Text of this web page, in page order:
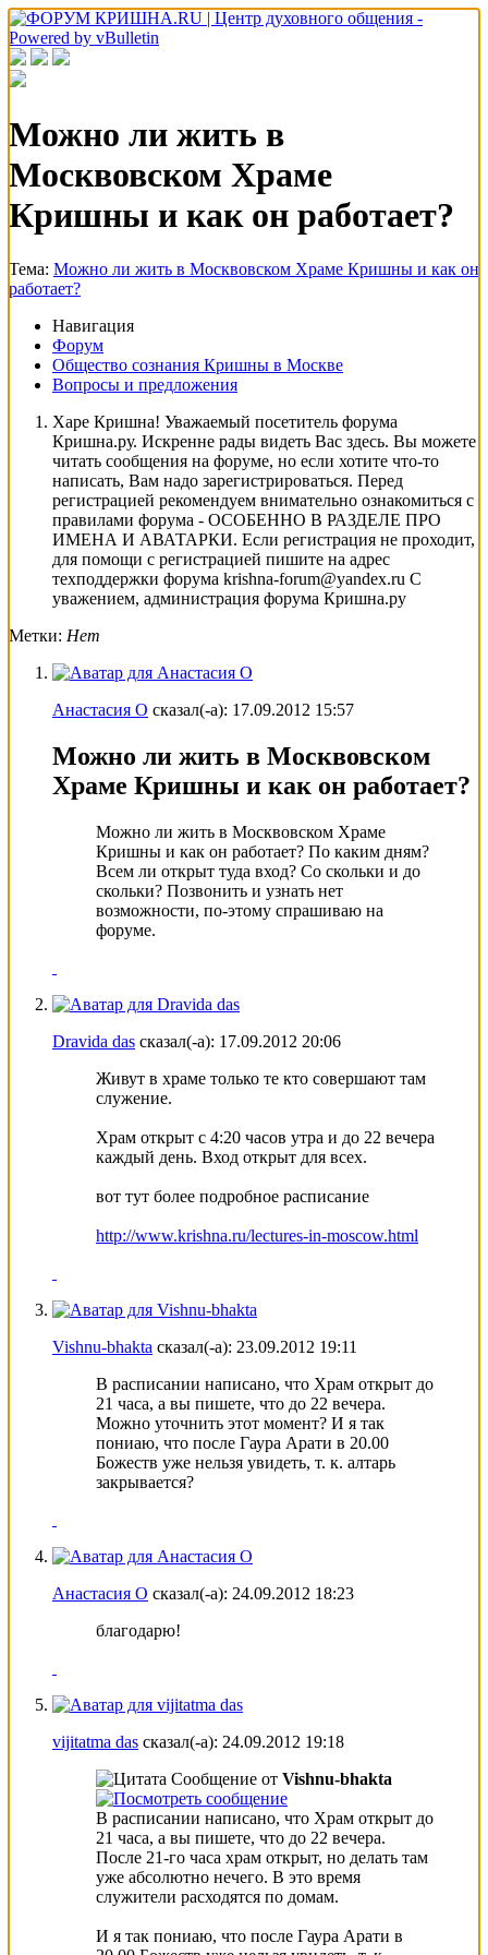
Можно ли жить в
Москвовском Храме
Кришны и как он работает?
Тема: Можно ли жить в Москвовском Храме Кришны и как он
работает?
Навигация
Форум
Общество сознания Кришны в Москве
Вопросы и предложения
Харе Кришна! Уважаемый посетитель форума
Кришна.ру. Искренне рады видеть Вас здесь. Вы можете
читать сообщения на форуме, но если хотите что-то
написать, Вам надо зарегистрироваться. Перед
регистрацией рекомендуем внимательно ознакомиться с
правилами форума - ОСОБЕННО В РАЗДЕЛЕ ПРО
ИМЕНА И АВАТАРКИ. Если регистрация не проходит,
для помощи с регистрацией пишите на адрес
техподдержки форума krishna-forum@yandex.ru С
уважением, администрация форума Кришна.ру
Метки: Нет
Анастасия О сказал(-а): 17.09.2012 15:57
Можно ли жить в Москвовском
Храме Кришны и как он работает?
Можно ли жить в Москвовском Храме
Кришны и как он работает? По каким дням?
Всем ли открыт туда вход? Со скольки и до
скольки? Позвонить и узнать нет
возможности, по-этому спрашиваю на
форуме.
Dravida das сказал(-а): 17.09.2012 20:06
Живут в храме только те кто совершают там
служение.
Храм открыт с 4:20 часов утра и до 22 вечера
каждый день. Вход открыт для всех.
вот тут более подробное расписание
http://www.krishna.ru/lectures-in-moscow.html
Vishnu-bhakta сказал(-а): 23.09.2012 19:11
В расписании написано, что Храм открыт до
21 часа, а вы пишете, что до 22 вечера.
Можно уточнить этот момент? И я так
пониаю, что после Гаура Арати в 20.00
Божеств уже нельзя увидеть, т. к. алтарь
закрывается?
Анастасия О сказал(-а): 24.09.2012 18:23
благодарю!
vijitatma das сказал(-а): 24.09.2012 19:18
Сообщение от Vishnu-bhakta
В расписании написано, что Храм открыт до
21 часа, а вы пишете, что до 22 вечера.
После 21-го часа храм открыт, но делать там
уже абсолютно нечего. В это время
служители расходятся по домам.
И я так пониаю, что после Гаура Арати в